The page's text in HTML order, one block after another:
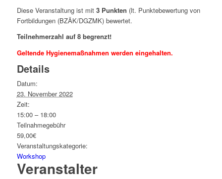
Diese Veranstaltung ist mit3 Punkten (lt. Punktebewertung von
Fortbildungen (BZÄK/DGZMK) bewertet.
Teilnehmerzahl auf 8 begrenzt!
Geltende Hygienemaßnahmen werden eingehalten.
Details
Datum:
23. November 2022
Zeit:
15:00 – 18:00
Teilnahmegebühr
59,00€
Veranstaltungskategorie:
Workshop
Veranstalter